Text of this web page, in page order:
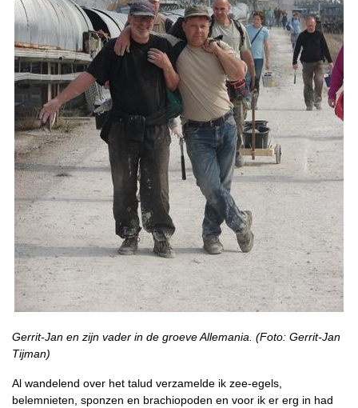
Gerrit-Jan en zijn vader in de groeve Allemania. (Foto: Gerrit-Jan
Tijman)
Al wandelend over het talud verzamelde ik zee-egels,
belemnieten, sponzen en brachiopoden en voor ik er erg in had